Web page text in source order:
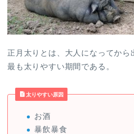
正月太りとは、大人になってから
最も太りやすい期間である。
太りやすい原因
お酒
暴飲暴食